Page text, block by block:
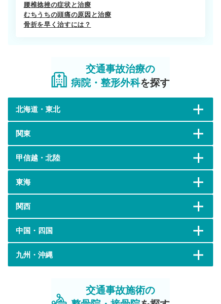
腰椎捻挫の症状と治療
むちうちの頭痛の原因と治療
骨折を早く治すには？
交通事故治療の
病院・整形外科を探す
北海道・東北
関東
甲信越・北陸
東海
関西
中国・四国
九州・沖縄
交通事故施術の